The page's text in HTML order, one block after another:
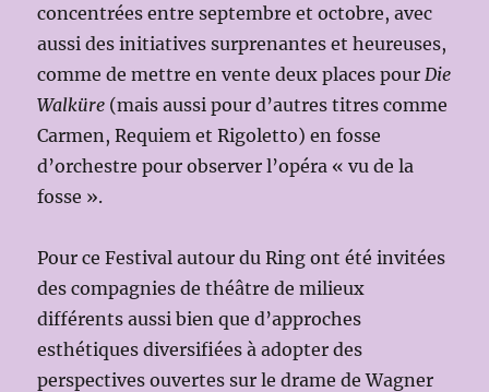
concentrées entre septembre et octobre, avec
aussi des initiatives surprenantes et heureuses,
comme de mettre en vente deux places pour Die
Walküre (mais aussi pour d’autres titres comme
Carmen, Requiem et Rigoletto) en fosse
d’orchestre pour observer l’opéra « vu de la
fosse ».
Pour ce Festival autour du Ring ont été invitées
des compagnies de théâtre de milieux
différents aussi bien que d’approches
esthétiques diversifiées à adopter des
perspectives ouvertes sur le drame de Wagner